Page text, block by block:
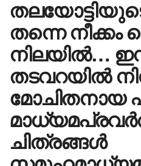
തന്നെ
നിലയിൽ…
തടവറയിൽ
മോചിതനായ
ചിത്രങ്ങൾ